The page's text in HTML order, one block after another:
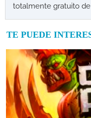
totalmente gratuito
TE PUEDE